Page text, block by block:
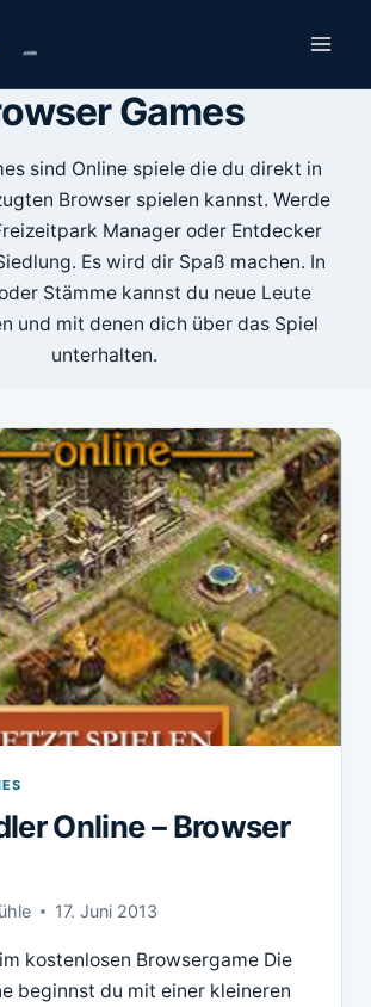
Games
sind Online spiele die du direkt in
Browser spielen kannst. Werde
Manager oder Entdecker
Es wird dir Spaß machen. In
Stämme kannst du neue Leute
und mit denen dich über das Spiel
unterhalten.
Online – Browser
17. Juni 2013
kostenlosen Browsergame Die
beginnst du mit einer kleineren